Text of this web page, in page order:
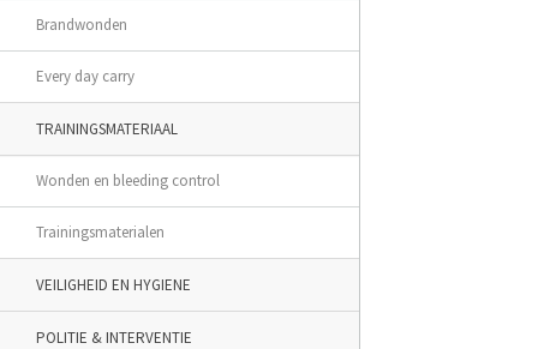
Brandwonden
Every day carry
TRAININGSMATERIAAL
Wonden en bleeding control
Trainingsmaterialen
VEILIGHEID EN HYGIENE
POLITIE & INTERVENTIE